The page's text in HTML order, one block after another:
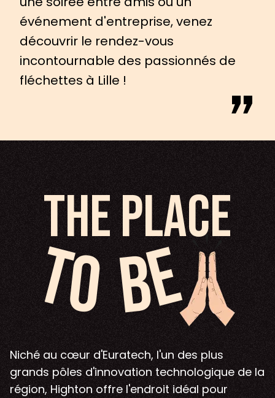
événement d'entreprise, venez
découvrir le rendez-vous
incontournable des passionnés de
fléchettes à Lille !
“
The place
TOBE
Niché au cœur d'Euratech, l'un des plus
grands pôles d'innovation technologique de la
région, Highton offre l'endroit idéal pour